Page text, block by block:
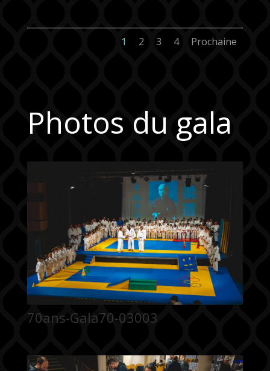
1 2 3 4 Prochaine
Photos du gala
70ans-Gala70-03003